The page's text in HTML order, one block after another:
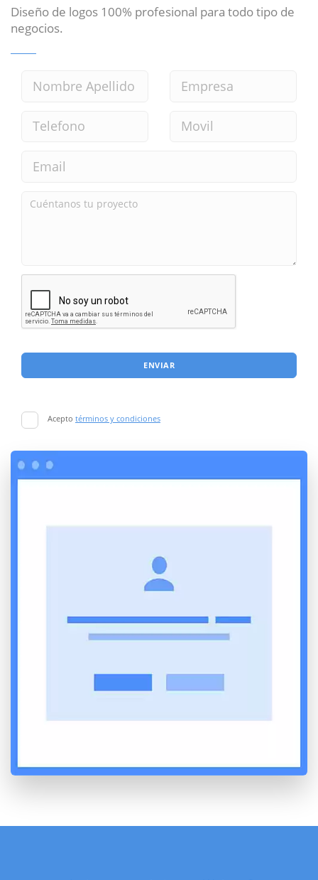
Diseño de logos 100% profesional para todo tipo de
negocios.
ENVIAR
Acepto términos y condiciones